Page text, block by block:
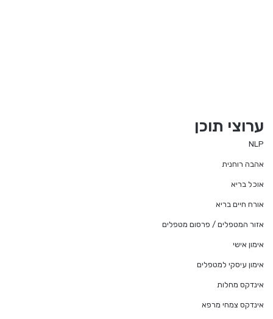
ערוצי תוכן
NLP
אהבה רוחנית
אוכל בריא
אורח חיים בריא
אזור המטפלים / פרסום מטפלים
אימון אישי
אימון עיסקי למטפלים
אינדקס מחלות
אינדקס צמחי מרפא